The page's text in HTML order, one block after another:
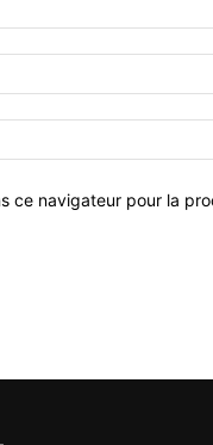
ce navigateur pour la